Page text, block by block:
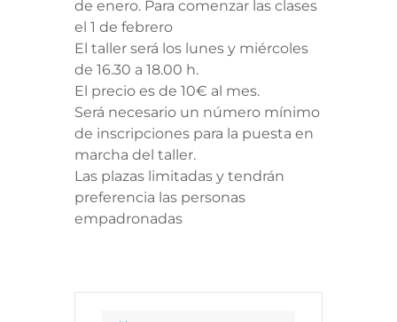
de enero. Para comenzar las clases
el 1 de febrero
El taller será los lunes y miércoles
de 16.30 a 18.00 h.
El precio es de 10€ al mes.
Será necesario un número mínimo
de inscripciones para la puesta en
marcha del taller.
Las plazas limitadas y tendrán
preferencia las personas
empadronadas